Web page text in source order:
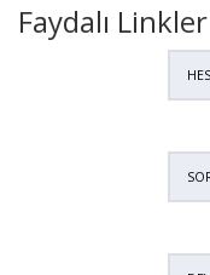
Faydalı Linkler